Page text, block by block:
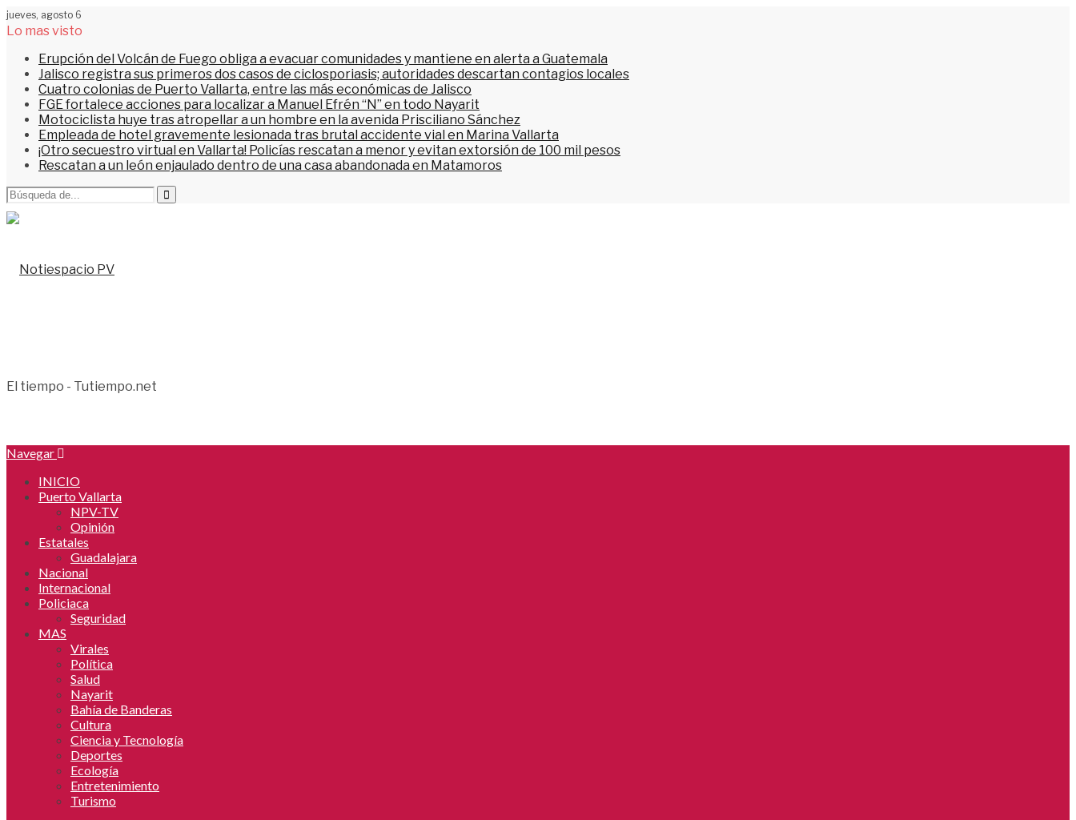
jueves, agosto 6
Lo mas visto
Erupción del Volcán de Fuego obliga a evacuar comunidades y mantiene en alerta a Guatemala
Jalisco registra sus primeros dos casos de ciclosporiasis; autoridades descartan contagios locales
Cuatro colonias de Puerto Vallarta, entre las más económicas de Jalisco
FGE fortalece acciones para localizar a Manuel Efrén “N” en todo Nayarit
Motociclista huye tras atropellar a un hombre en la avenida Prisciliano Sánchez
Empleada de hotel gravemente lesionada tras brutal accidente vial en Marina Vallarta
¡Otro secuestro virtual en Vallarta! Policías rescatan a menor y evitan extorsión de 100 mil pesos
Rescatan a un león enjaulado dentro de una casa abandonada en Matamoros
El tiempo - Tutiempo.net
Navegar
INICIO
Puerto Vallarta
NPV-TV
Opinión
Estatales
Guadalajara
Nacional
Internacional
Policiaca
Seguridad
MAS
Virales
Política
Salud
Nayarit
Bahía de Banderas
Cultura
Ciencia y Tecnología
Deportes
Ecología
Entretenimiento
Turismo